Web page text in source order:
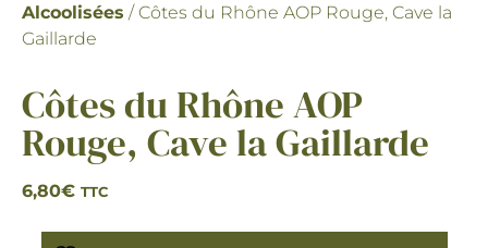
Alcoolisées / Côtes du Rhône AOP Rouge, Cave la
Gaillarde
Côtes du Rhône AOP
Rouge, Cave la Gaillarde
6,80€ TTC